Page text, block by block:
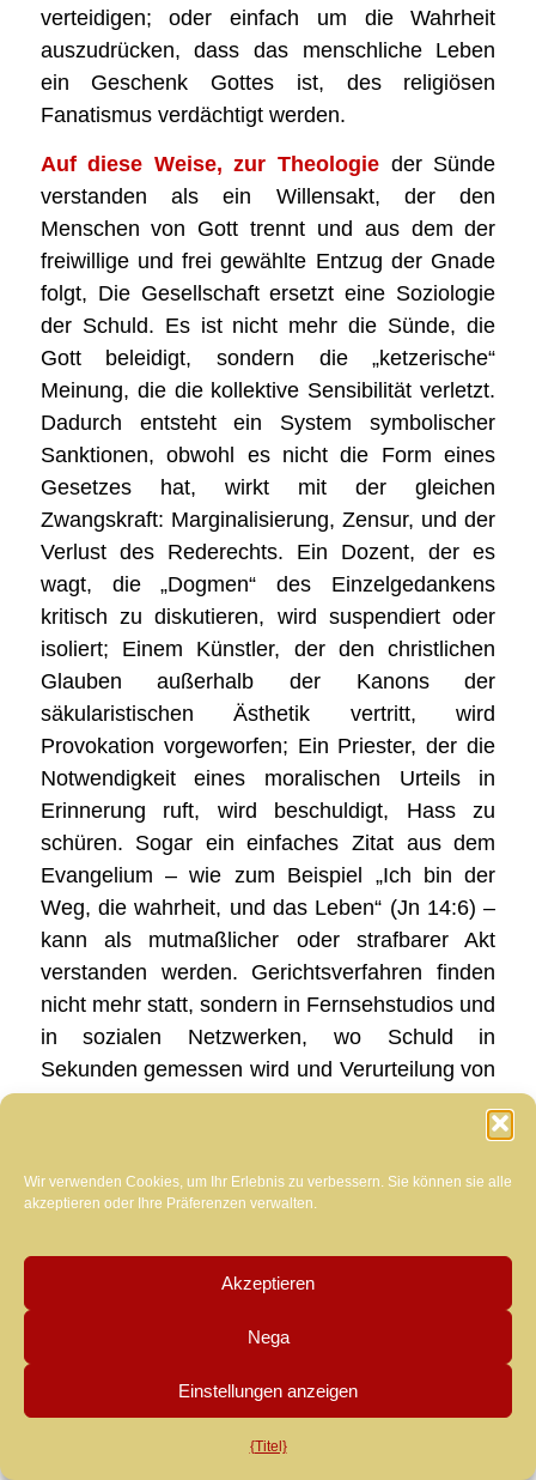
Wir verwenden Cookies, um Ihr Erlebnis zu verbessern. Sie können sie alle
akzeptieren oder Ihre Präferenzen verwalten.
Akzeptieren
Nega
Einstellungen anzeigen
{Titel}
verteidigen; oder einfach um die Wahrheit
auszudrücken, dass das menschliche Leben
ein Geschenk Gottes ist, des religiösen
Fanatismus verdächtigt werden.
Auf diese Weise, zur Theologie der Sünde
verstanden als ein Willensakt, der den
Menschen von Gott trennt und aus dem der
freiwillige und frei gewählte Entzug der Gnade
folgt, Die Gesellschaft ersetzt eine Soziologie
der Schuld. Es ist nicht mehr die Sünde, die
Gott beleidigt, sondern die „ketzerische“
Meinung, die die kollektive Sensibilität verletzt.
Dadurch entsteht ein System symbolischer
Sanktionen, obwohl es nicht die Form eines
Gesetzes hat, wirkt mit der gleichen
Zwangskraft: Marginalisierung, Zensur, und der
Verlust des Rederechts. Ein Dozent, der es
wagt, die „Dogmen“ des Einzelgedankens
kritisch zu diskutieren, wird suspendiert oder
isoliert; Einem Künstler, der den christlichen
Glauben außerhalb der Kanons der
säkularistischen Ästhetik vertritt, wird
Provokation vorgeworfen; Ein Priester, der die
Notwendigkeit eines moralischen Urteils in
Erinnerung ruft, wird beschuldigt, Hass zu
schüren. Sogar ein einfaches Zitat aus dem
Evangelium – wie zum Beispiel „Ich bin der
Weg, die wahrheit, und das Leben“ (Jn 14:6) –
kann als mutmaßlicher oder strafbarer Akt
verstanden werden. Gerichtsverfahren finden
nicht mehr statt, sondern in Fernsehstudios und
in sozialen Netzwerken, wo Schuld in
Sekunden gemessen wird und Verurteilung von
der Menge ausgesprochen wird.
wahren Plage geworden: in ihnen gibt es keine
wirkliche Debatte, nicht einmal durch den
Fragen und Antworten formuliert. Ganz im
oft sehr heikle und komplexe –, um
Ergebnis erzielt wird. All dies ist untersucht und
beabsichtigt. Eingeladen sind Experten und